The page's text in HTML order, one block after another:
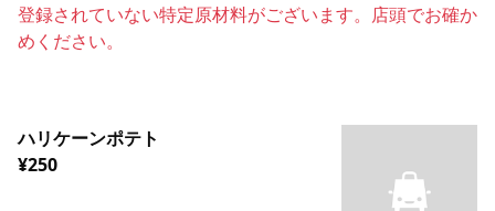
登録されていない特定原材料がございます。店頭でお確か
めください。
ハリケーンポテト
¥250